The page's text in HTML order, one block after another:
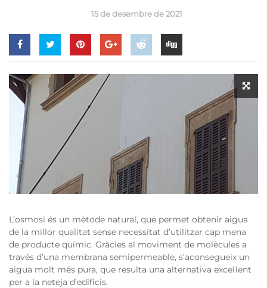
15 de desembre de 2021
L’osmosi és un mètode natural, que permet obtenir aigua
de la millor qualitat sense necessitat d’utilitzar cap mena
de producte químic. Gràcies al moviment de molècules a
través d’una membrana semipermeable, s’aconsegueix un
aigua molt més pura, que resulta una alternativa excel·lent
per a la neteja d’edificis.